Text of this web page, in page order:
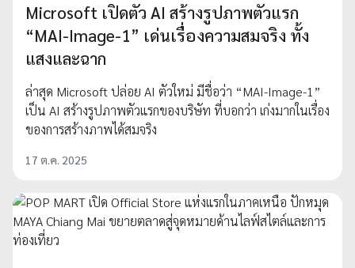
Microsoft เปิดตัว AI สร้างรูปภาพตัวแรก
“MAI-Image-1” เด่นเรื่องความสมจริง ทั้ง
แสงและฉาก
ล่าสุด Microsoft ปล่อย AI ตัวใหม่ มีชื่อว่า “MAI-Image-1”
เป็น AI สร้างรูปภาพตัวแรกของบริษัท ที่บอกว่า เก่งมากในเรื่อง
ของการสร้างภาพได้สมจริง
17 ต.ค. 2025